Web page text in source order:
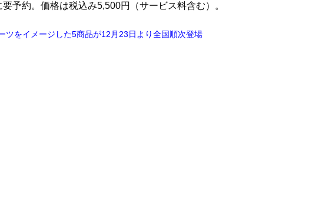
予約。価格は税込み5,500円（サービス料含む）。
ツをイメージした5商品が12月23日より全国順次登場